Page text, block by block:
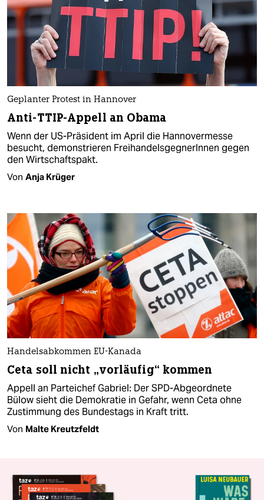
Geplanter Protest in Hannover
Anti-TTIP-Appell an Obama
Wenn der US-Präsident im April die Hannovermesse
besucht, demonstrieren FreihandelsgegnerInnen gegen
den Wirtschaftspakt.
Von Anja Krüger
Handelsabkommen EU-Kanada
Ceta soll nicht „vorläufig“ kommen
Appell an Parteichef Gabriel: Der SPD-Abgeordnete
Bülow sieht die Demokratie in Gefahr, wenn Ceta ohne
Zustimmung des Bundestags in Kraft tritt.
Von Malte Kreutzfeldt